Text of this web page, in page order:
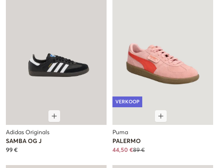
Adidas Originals
SAMBA OG J
99 €
VERKOOP
Puma
PALERMO
44,50 €89 €